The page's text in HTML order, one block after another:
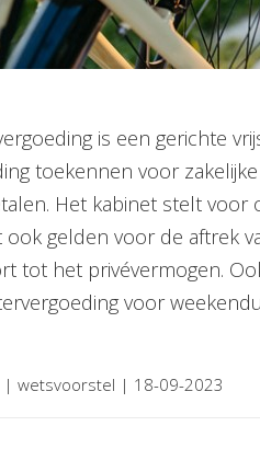
is een gerichte
toekennen voor
Het kabinet stelt voor
ook gelden voor de aftrek
tot het privévermogen.
voor
| wetsvoorstel | 18-09-2023